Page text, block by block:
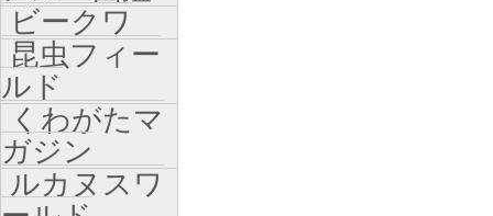
ビークワ
昆虫フィー
ルド
くわがたマ
ガジン
ルカヌスワ